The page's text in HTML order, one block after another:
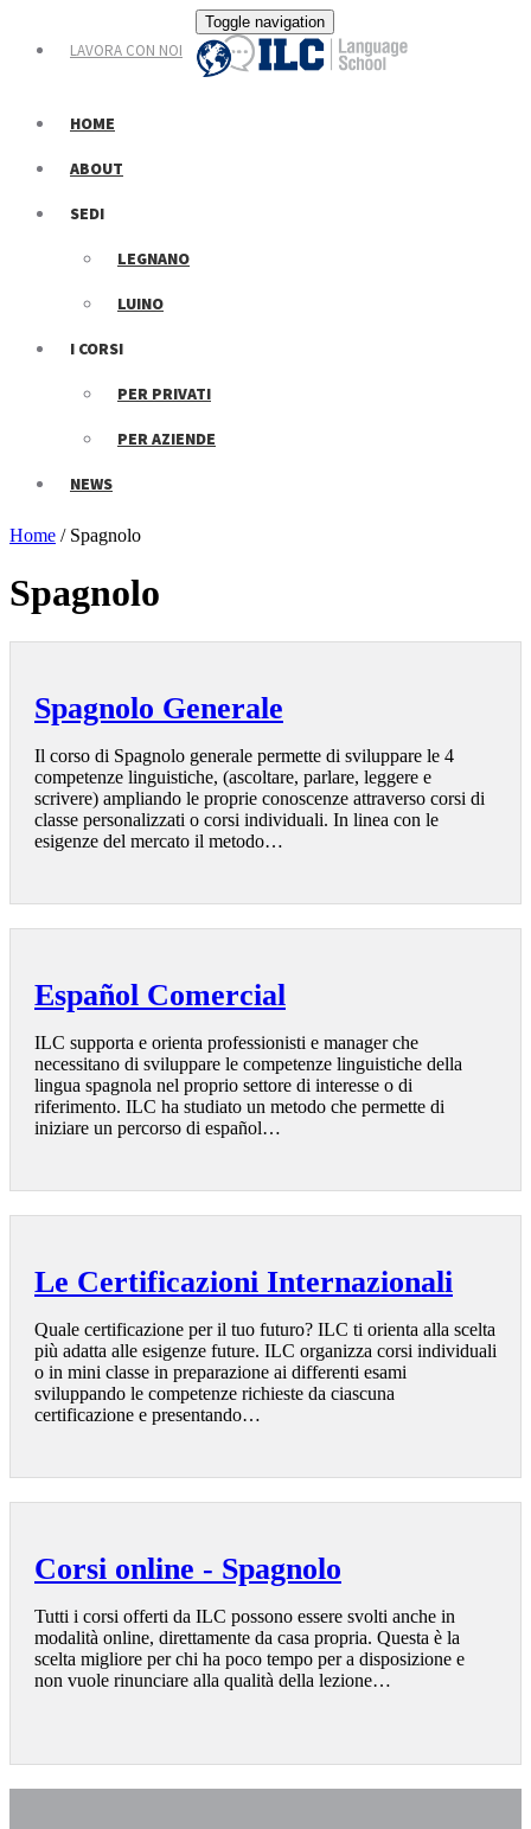
LAVORA CON NOI
Toggle navigation
HOME
ABOUT
SEDI
LEGNANO
LUINO
I CORSI
PER PRIVATI
PER AZIENDE
NEWS
Home / Spagnolo
Spagnolo
Spagnolo Generale
Il corso di Spagnolo generale permette di sviluppare le 4
competenze linguistiche, (ascoltare, parlare, leggere e
scrivere) ampliando le proprie conoscenze attraverso corsi di
classe personalizzati o corsi individuali. In linea con le
esigenze del mercato il metodo…
Español Comercial
ILC supporta e orienta professionisti e manager che
necessitano di sviluppare le competenze linguistiche della
lingua spagnola nel proprio settore di interesse o di
riferimento. ILC ha studiato un metodo che permette di
iniziare un percorso di español…
Le Certificazioni Internazionali
Quale certificazione per il tuo futuro? ILC ti orienta alla scelta
più adatta alle esigenze future. ILC organizza corsi individuali
o in mini classe in preparazione ai differenti esami
sviluppando le competenze richieste da ciascuna
certificazione e presentando…
Corsi online - Spagnolo
Tutti i corsi offerti da ILC possono essere svolti anche in
modalità online, direttamente da casa propria. Questa è la
scelta migliore per chi ha poco tempo per a disposizione e
non vuole rinunciare alla qualità della lezione…